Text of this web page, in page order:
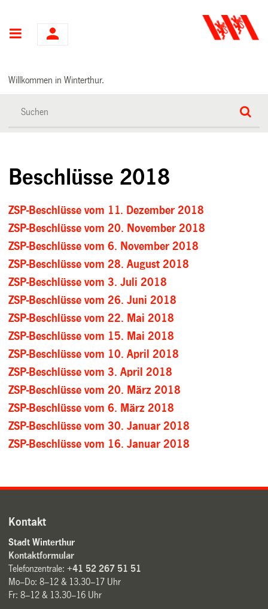
Hauptnavigation
Willkommen in Winterthur.
Beschlüsse 2018
ZSP-Beschlüsse vom 11. Dezember 2018
ZSP-Beschlüsse vom 20. November 2018
ZSP-Beschlüsse vom 6. November 2018
ZSP-Beschlüsse vom 28. August 2018
ZSP-Beschlüsse vom 3. Juli 2018
ZSP-Beschlüsse vom 26. Juni 2018
ZSP-Beschlüsse vom 22. Mai 2018
ZSP-Beschlüsse vom 15. Mai 2018
ZSP-Beschlüsse vom 10. April 2018
ZSP-Beschlüsse vom 3. April 2018
ZSP-Beschlüsse vom 20. März 2018
ZSP-Beschlüsse vom 6. März 2018
ZSP-Beschlüsse vom 30. Januar 2018
ZSP-Beschlüsse vom 16. Januar 2018
Kontakt
Stadt Winterthur
Kontaktformular
Telefonzentrale:+41 52 267 51 51
Mo–Do: 8–12 & 13.30–17 Uhr
Fr: 8–12 & 13.30–16 Uhr